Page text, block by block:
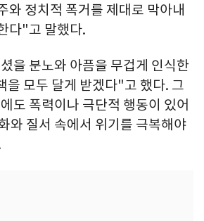
와 정치적 폭거를 제대로 막아내
다"고 말했다.
을 분노와 아픔을 무겁게 인식한
을 모두 달게 받겠다"고 했다. 그
도 폭력이나 극단적 행동이 있어
와 질서 속에서 위기를 극복해야